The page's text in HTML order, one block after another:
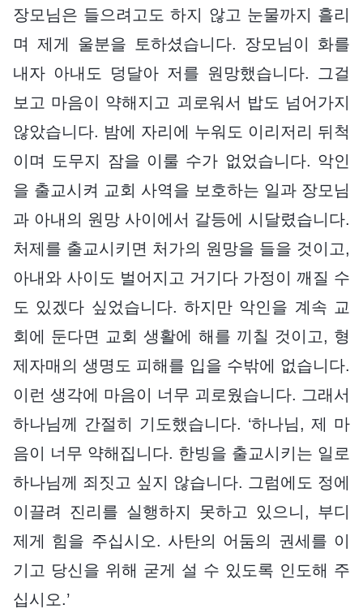
장모님은 들으려고도 하지 않고 눈물까지 흘리
며 제게 울분을 토하셨습니다. 장모님이 화를
내자 아내도 덩달아 저를 원망했습니다. 그걸
보고 마음이 약해지고 괴로워서 밥도 넘어가지
않았습니다. 밤에 자리에 누워도 이리저리 뒤척
이며 도무지 잠을 이룰 수가 없었습니다. 악인
을 출교시켜 교회 사역을 보호하는 일과 장모님
과 아내의 원망 사이에서 갈등에 시달렸습니다.
처제를 출교시키면 처가의 원망을 들을 것이고,
아내와 사이도 벌어지고 거기다 가정이 깨질 수
도 있겠다 싶었습니다. 하지만 악인을 계속 교
회에 둔다면 교회 생활에 해를 끼칠 것이고, 형
제자매의 생명도 피해를 입을 수밖에 없습니다.
이런 생각에 마음이 너무 괴로웠습니다. 그래서
하나님께 간절히 기도했습니다. ‘하나님, 제 마
음이 너무 약해집니다. 한빙을 출교시키는 일로
하나님께 죄짓고 싶지 않습니다. 그럼에도 정에
이끌려 진리를 실행하지 못하고 있으니, 부디
제게 힘을 주십시오. 사탄의 어둠의 권세를 이
기고 당신을 위해 굳게 설 수 있도록 인도해 주
십시오.’